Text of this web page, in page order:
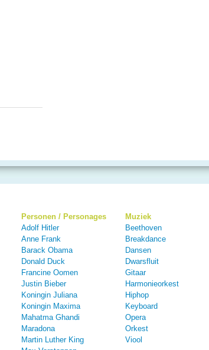
Personen / Personages
Adolf Hitler
Anne Frank
Barack Obama
Donald Duck
Francine Oomen
Justin Bieber
Koningin Juliana
Koningin Maxima
Mahatma Ghandi
Maradona
Martin Luther King
Muziek
Beethoven
Breakdance
Dansen
Dwarsfluit
Gitaar
Harmonieorkest
Hiphop
Keyboard
Opera
Orkest
Viool